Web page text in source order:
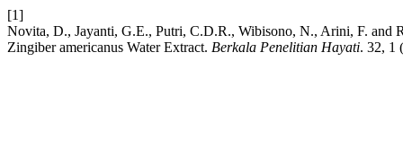
[1]
Novita, D., Jayanti, G.E., Putri, C.D.R., Wibisono, N., Arini, F. and
Zingiber americanus Water Extract. Berkala Penelitian Hayati. 32, 1